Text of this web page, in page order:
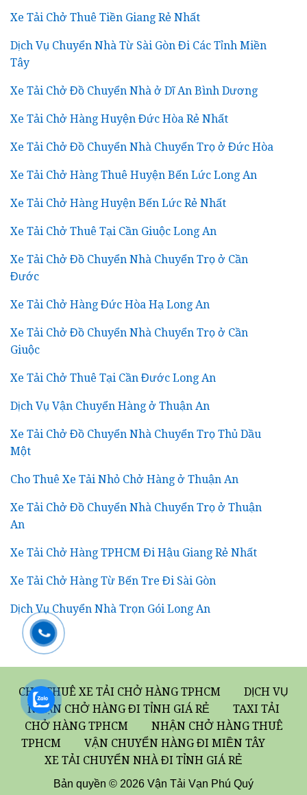
Xe Tải Chở Thuê Tiền Giang Rẻ Nhất
Dịch Vụ Chuyển Nhà Từ Sài Gòn Đi Các Tỉnh Miền
Tây
Xe Tải Chở Đồ Chuyển Nhà ở Dĩ An Bình Dương
Xe Tải Chở Hàng Huyện Đức Hòa Rẻ Nhất
Xe Tải Chở Đồ Chuyển Nhà Chuyển Trọ ở Đức Hòa
Xe Tải Chở Hàng Thuê Huyện Bến Lức Long An
Xe Tải Chở Hàng Huyện Bến Lức Rẻ Nhất
Xe Tải Chở Thuê Tại Cần Giuộc Long An
Xe Tải Chở Đồ Chuyển Nhà Chuyển Trọ ở Cần
Đước
Xe Tải Chở Hàng Đức Hòa Hạ Long An
Xe Tải Chở Đồ Chuyển Nhà Chuyển Trọ ở Cần
Giuộc
Xe Tải Chở Thuê Tại Cần Đước Long An
Dịch Vụ Vận Chuyển Hàng ở Thuận An
Xe Tải Chở Đồ Chuyển Nhà Chuyển Trọ Thủ Dầu
Một
Cho Thuê Xe Tải Nhỏ Chở Hàng ở Thuận An
Xe Tải Chở Đồ Chuyển Nhà Chuyển Trọ ở Thuận
An
Xe Tải Chở Hàng TPHCM Đi Hậu Giang Rẻ Nhất
Xe Tải Chở Hàng Từ Bến Tre Đi Sài Gòn
Dịch Vụ Chuyển Nhà Trọn Gói Long An
CHO THUÊ XE TẢI CHỞ HÀNG TPHCM
DỊCH VỤ
NHẬN CHỞ HÀNG ĐI TỈNH GIÁ RẺ
TAXI TẢI
CHỞ HÀNG TPHCM
NHẬN CHỞ HÀNG THUÊ
TPHCM
VẬN CHUYỂN HÀNG ĐI MIỀN TÂY
XE TẢI CHUYỂN NHÀ ĐI TỈNH GIÁ RẺ
Bản quyền © 2026 Vận Tải Vạn Phú Quý